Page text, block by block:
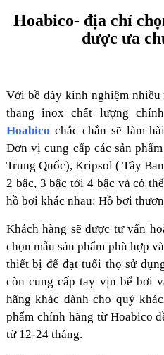
Hoabico- địa chỉ
được ưa
Với bề dày kinh nghiệm
thang inox chất lượng
Hoabico chắc chắn sẽ làm
Đơn vị cung cấp các sản
Trung Quốc), Kripsol ( Tây
2 bậc, 3 bậc tới 4 bậc và có
hồ bơi khác nhau: Hồ bơi
Khách hàng sẽ được tư vấn
chọn mẫu sản phẩm phù hợp
thiết bị để đạt tuổi thọ sử
còn cung cấp tay vịn bể bơi
hãng khác dành cho quý
phẩm chính hãng từ Hoabico
từ 12-24 tháng.